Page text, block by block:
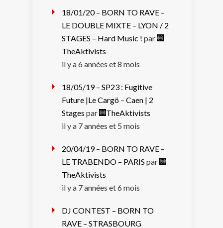
18/01/20 – BORN TO RAVE –
LE DOUBLE MIXTE – LYON / 2
STAGES – Hard Music ! par
TheAktivists
il y a 6 années et 8 mois
18/05/19 – SP23 : Fugitive
Future |Le Cargö – Caen | 2
Stages par
TheAktivists
il y a 7 années et 5 mois
20/04/19 – BORN TO RAVE –
LE TRABENDO – PARIS par
TheAktivists
il y a 7 années et 6 mois
DJ CONTEST – BORN TO
RAVE – STRASBOURG